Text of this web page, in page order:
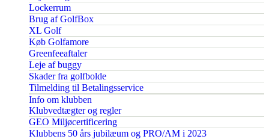
Lockerrum
Brug af GolfBox
XL Golf
Køb Golfamore
Greenfeeaftaler
Leje af buggy
Skader fra golfbolde
Tilmelding til Betalingsservice
Info om klubben
Klubvedtægter og regler
GEO Miljøcertificering
Klubbens 50 års jubilæum og PRO/AM i 2023